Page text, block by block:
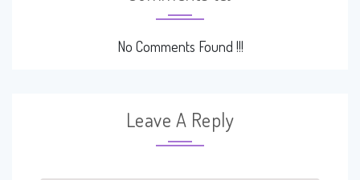
No Comments Found !!!
Leave A Reply